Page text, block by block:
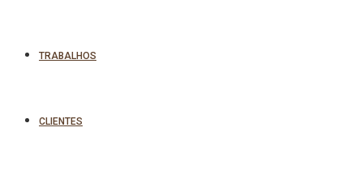
TRABALHOS
CLIENTES